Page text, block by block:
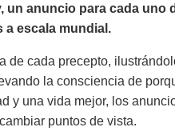
un anuncio para cada uno
a escala mundial.
de cada precepto,
la consciencia de
y una vida mejor, los
puntos de vista.